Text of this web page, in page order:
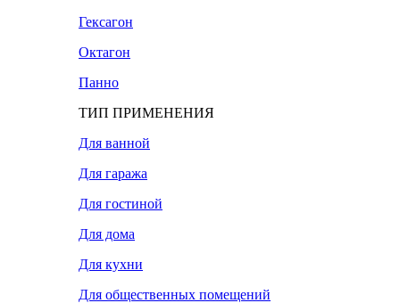
Гексагон
Октагон
Панно
ТИП ПРИМЕНЕНИЯ
Для ванной
Для гаража
Для гостиной
Для дома
Для кухни
Для общественных помещений